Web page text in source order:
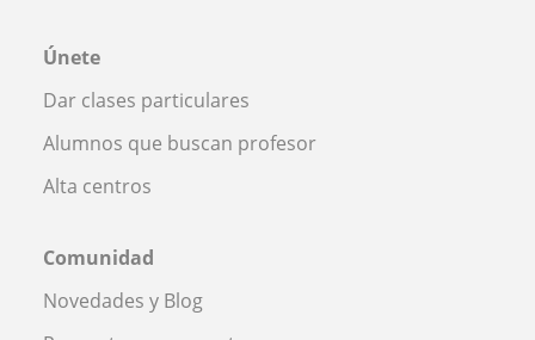
Únete
Dar clases particulares
Alumnos que buscan profesor
Alta centros
Comunidad
Novedades y Blog